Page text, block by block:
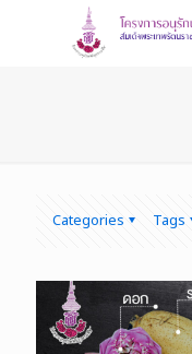
Categories Tags